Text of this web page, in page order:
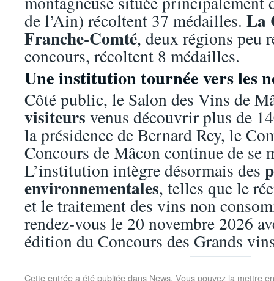
de l’Ain) récoltent 37 médailles. La
Franche-Comté, deux régions peu
concours, récoltent 8 médailles.
Une institution tournée vers les
Côté public, le Salon des Vins de
visiteurs venus découvrir plus de
la présidence de Bernard Rey, le
Concours de Mâcon continue de se
L’institution intègre désormais des
environnementales, telles que le
et le traitement des vins non
rendez-vous le 20 novembre 2026
édition du Concours des Grands
Cette entrée a été publiée dans News. Vous pouvez la mettre